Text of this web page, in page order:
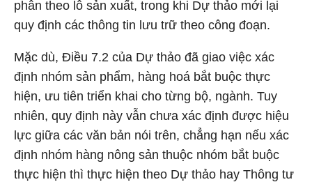
phân theo lô sản xuất, trong khi Dự thảo mới lại
quy định các thông tin lưu trữ theo công đoạn.
Mặc dù, Điều 7.2 của Dự thảo đã giao việc xác
định nhóm sản phẩm, hàng hoá bắt buộc thực
hiện, ưu tiên triển khai cho từng bộ, ngành. Tuy
nhiên, quy định này vẫn chưa xác định được hiệu
lực giữa các văn bản nói trên, chẳng hạn nếu xác
định nhóm hàng nông sản thuộc nhóm bắt buộc
thực hiện thì thực hiện theo Dự thảo hay Thông tư